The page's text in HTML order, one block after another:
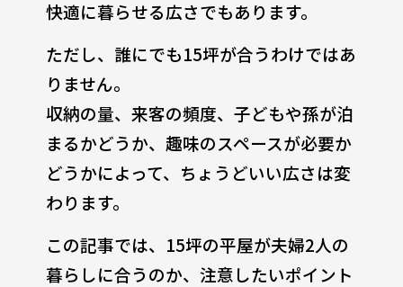
快適に暮らせる広さでもあります。
ただし、誰にでも15坪が合うわけではあ
りません。
収納の量、来客の頻度、子どもや孫が泊
まるかどうか、趣味のスペースが必要か
どうかによって、ちょうどいい広さは変
わります。
この記事では、15坪の平屋が夫婦2人の
暮らしに合うのか、注意したいポイント